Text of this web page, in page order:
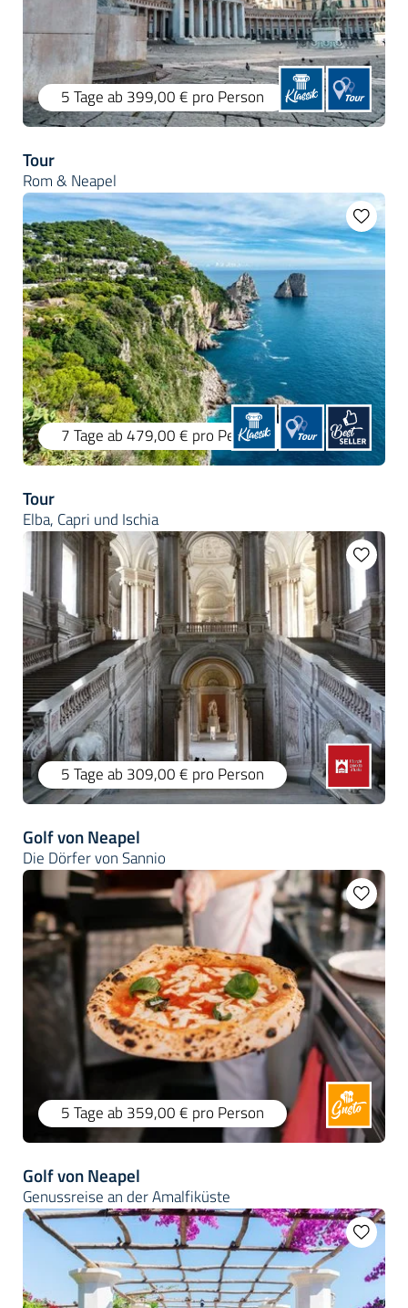
5 Tageab 399,00 € pro Person
Tour
Rom & Neapel
7 Tageab 479,00 € pro Person
Tour
Elba, Capri und Ischia
5 Tageab 309,00 € pro Person
Golf von Neapel
Die Dörfer von Sannio
5 Tageab 359,00 € pro Person
Golf von Neapel
Genussreise an der Amalfiküste